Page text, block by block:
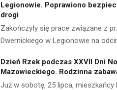
Legionowie. Poprawiono
drogi
Zakończyły się prace związane z
Dwernickiego w Legionowie na
Dzień Rzek podczas XXVII Dni
Mazowieckiego. Rodzinna
Już w sobotę, 25 lipca, mieszkańcy